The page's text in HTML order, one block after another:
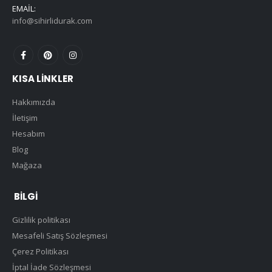
EMAIL:
info@sihirlidurak.com
KISA LINKLER
Hakkımızda
İletişim
Hesabım
Blog
Mağaza
BILGI
Gizlilik politikası
Mesafeli Satış Sözleşmesi
Çerez Politikası
İptal İade Sözleşmesi